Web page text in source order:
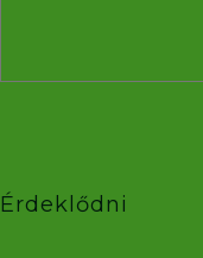
Érdeklődni